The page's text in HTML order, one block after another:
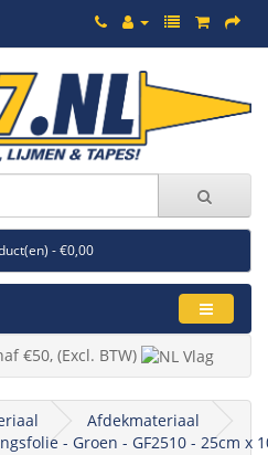
- €0,00
€50, (Excl. BTW)
Afdekmateriaal
- Groen - GF2510 - 25cm x